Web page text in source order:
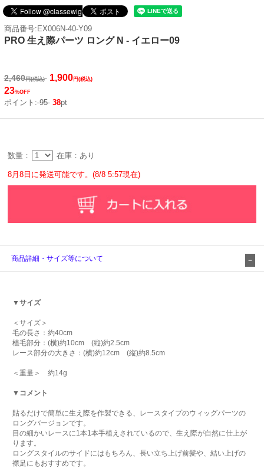
商品番号:EX006N-40-Y09
PRO 生え際パーツ ロング N - イエロー09
2,460円(税込) 1,900円(税込)
23%OFF
ポイント:95 38pt
数量： 在庫：あり
8月8日に発送可能です。(8/8 5:57現在)
商品詳細・サイズ等について
▼サイズ
＜サイズ＞
毛の長さ：約40cm
植毛部分：(横)約10cm (縦)約2.5cm
レース部分の大きさ：(横)約12cm (縦)約8.5cm
＜重量＞ 約14g
▼コメント
貼るだけで簡単に生え際を作製できる、レースタイプのウィッグパーツの
ロングバージョンです。
目の細かいレースに1本1本手植えされているので、生え際が自然に仕上が
ります。
ロングスタイルのサイドにはもちろん、長い立ち上げ前髪や、結い上げの
襟足にもおすすめです。